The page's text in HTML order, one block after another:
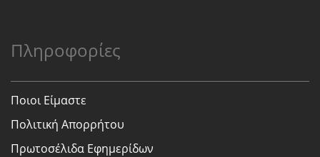
Πληροφορίες
Ποιοι Είμαστε
Πολιτική Απορρήτου
Πρωτοσέλιδα Εφημερίδων